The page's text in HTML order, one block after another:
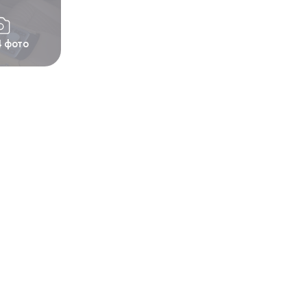
фото